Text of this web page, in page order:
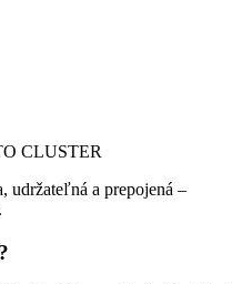
CLUSTER
udržateľná a prepojená –